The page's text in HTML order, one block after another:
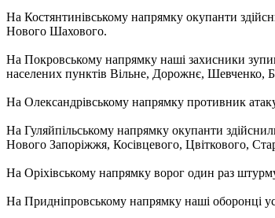
На Костянтинівському напрямку окупанти
Нового Шахового.
На Покровському напрямку наші захисники
населених пунктів Вільне, Дорожнє, Шевченко,
На Олександрівському напрямку противник
На Гуляйпільському напрямку окупанти
Нового Запоріжжя, Косівцевого, Цвіткового,
На Оріхівському напрямку ворог один раз
На Придніпровському напрямку наші оборонці